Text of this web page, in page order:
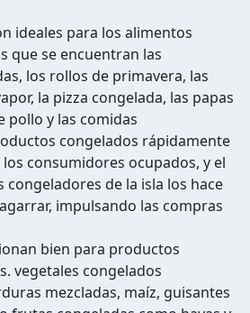
ideales para los alimentos
que se encuentran las
los rollos de primavera, las
la pizza congelada, las papas
pollo y las comidas
congelados rápidamente
consumidores ocupados, y el
de la isla los hace
impulsando las compras
bien para productos
vegetales congelados
mezcladas, maíz, guisantes